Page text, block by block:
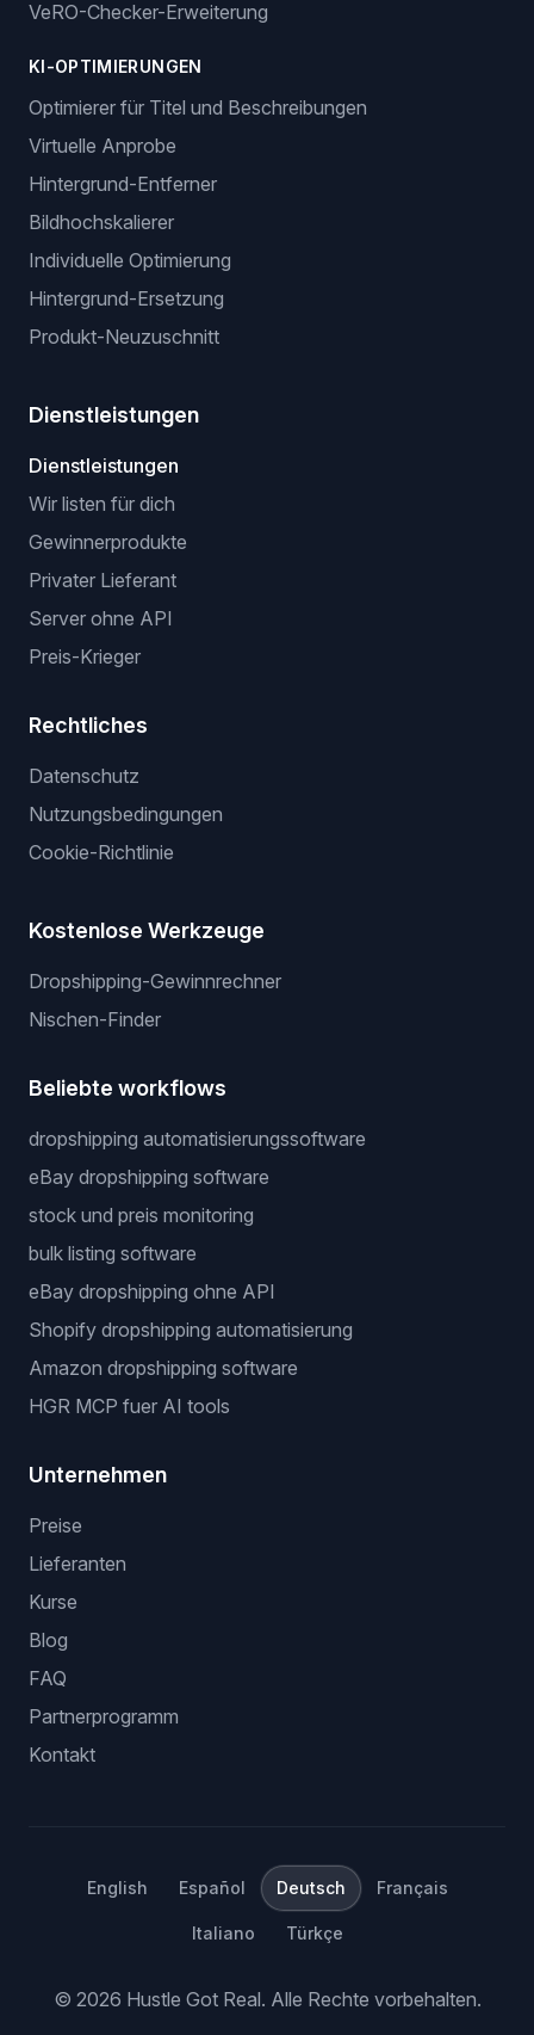
VeRO-Checker-Erweiterung
KI-OPTIMIERUNGEN
Optimierer für Titel und Beschreibungen
Virtuelle Anprobe
Hintergrund-Entferner
Bildhochskalierer
Individuelle Optimierung
Hintergrund-Ersetzung
Produkt-Neuzuschnitt
Dienstleistungen
Dienstleistungen
Wir listen für dich
Gewinnerprodukte
Privater Lieferant
Server ohne API
Preis-Krieger
Rechtliches
Datenschutz
Nutzungsbedingungen
Cookie-Richtlinie
Kostenlose Werkzeuge
Dropshipping-Gewinnrechner
Nischen-Finder
Beliebte workflows
dropshipping automatisierungssoftware
eBay dropshipping software
stock und preis monitoring
bulk listing software
eBay dropshipping ohne API
Shopify dropshipping automatisierung
Amazon dropshipping software
HGR MCP fuer AI tools
Unternehmen
Preise
Lieferanten
Kurse
Blog
FAQ
Partnerprogramm
Kontakt
English Español Deutsch Français
Italiano Türkçe
© 2026 Hustle Got Real. Alle Rechte vorbehalten.